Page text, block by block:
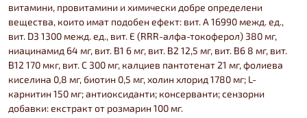
витамини, провитамини и химически добре определени
вещества, които имат подобен ефект: вит. A 16990 межд. ед.,
вит. D3 1300 межд. ед., вит. E (RRR-алфа-токоферол) 380 мг,
ниацинамид 64 мг, вит. B1 6 мг, вит. B2 12,5 мг, вит. B6 8 мг, вит.
B12 170 мкг, вит. C 300 мг, калциев пантотенат 21 мг, фолиева
киселина 0,8 мг, биотин 0,5 мг, холин хлорид 1780 мг; L-
карнитин 150 мг; антиоксиданти; консерванти; сензорни
добавки: екстракт от розмарин 100 мг.